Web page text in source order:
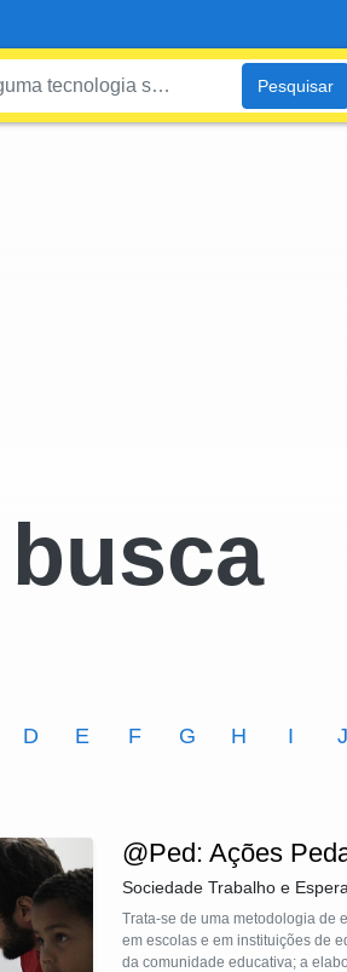
Pesquisar
D E F G H I J
@Ped: Ações
Sociedade Trabalho e
Trata-se de uma metodologia de
em escolas e em instituições de
da comunidade educativa; a